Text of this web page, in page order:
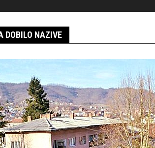
DOBILO NAZIVE